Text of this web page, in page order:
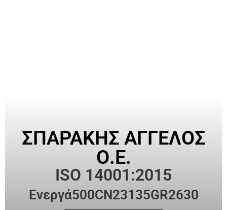
ΣΠΑΡΑΚΗΣ ΑΓΓΕΛΟΣ
Ο.Ε.
ISO 14001:2015
Ενεργά500CN23135GR2630